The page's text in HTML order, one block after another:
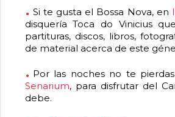
Si te gusta el Bossa Nova, en
disquería Toca do Vinicius
partituras, discos, libros,
de material acerca de este
Por las noches no te
Senarium, para disfrutar del
debe.